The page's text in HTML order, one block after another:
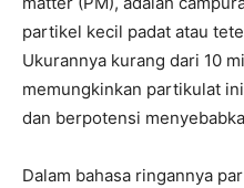
partikel kecil padat atau
Ukurannya kurang dari 10
memungkinkan partikulat
dan berpotensi
Dalam bahasa ringannya